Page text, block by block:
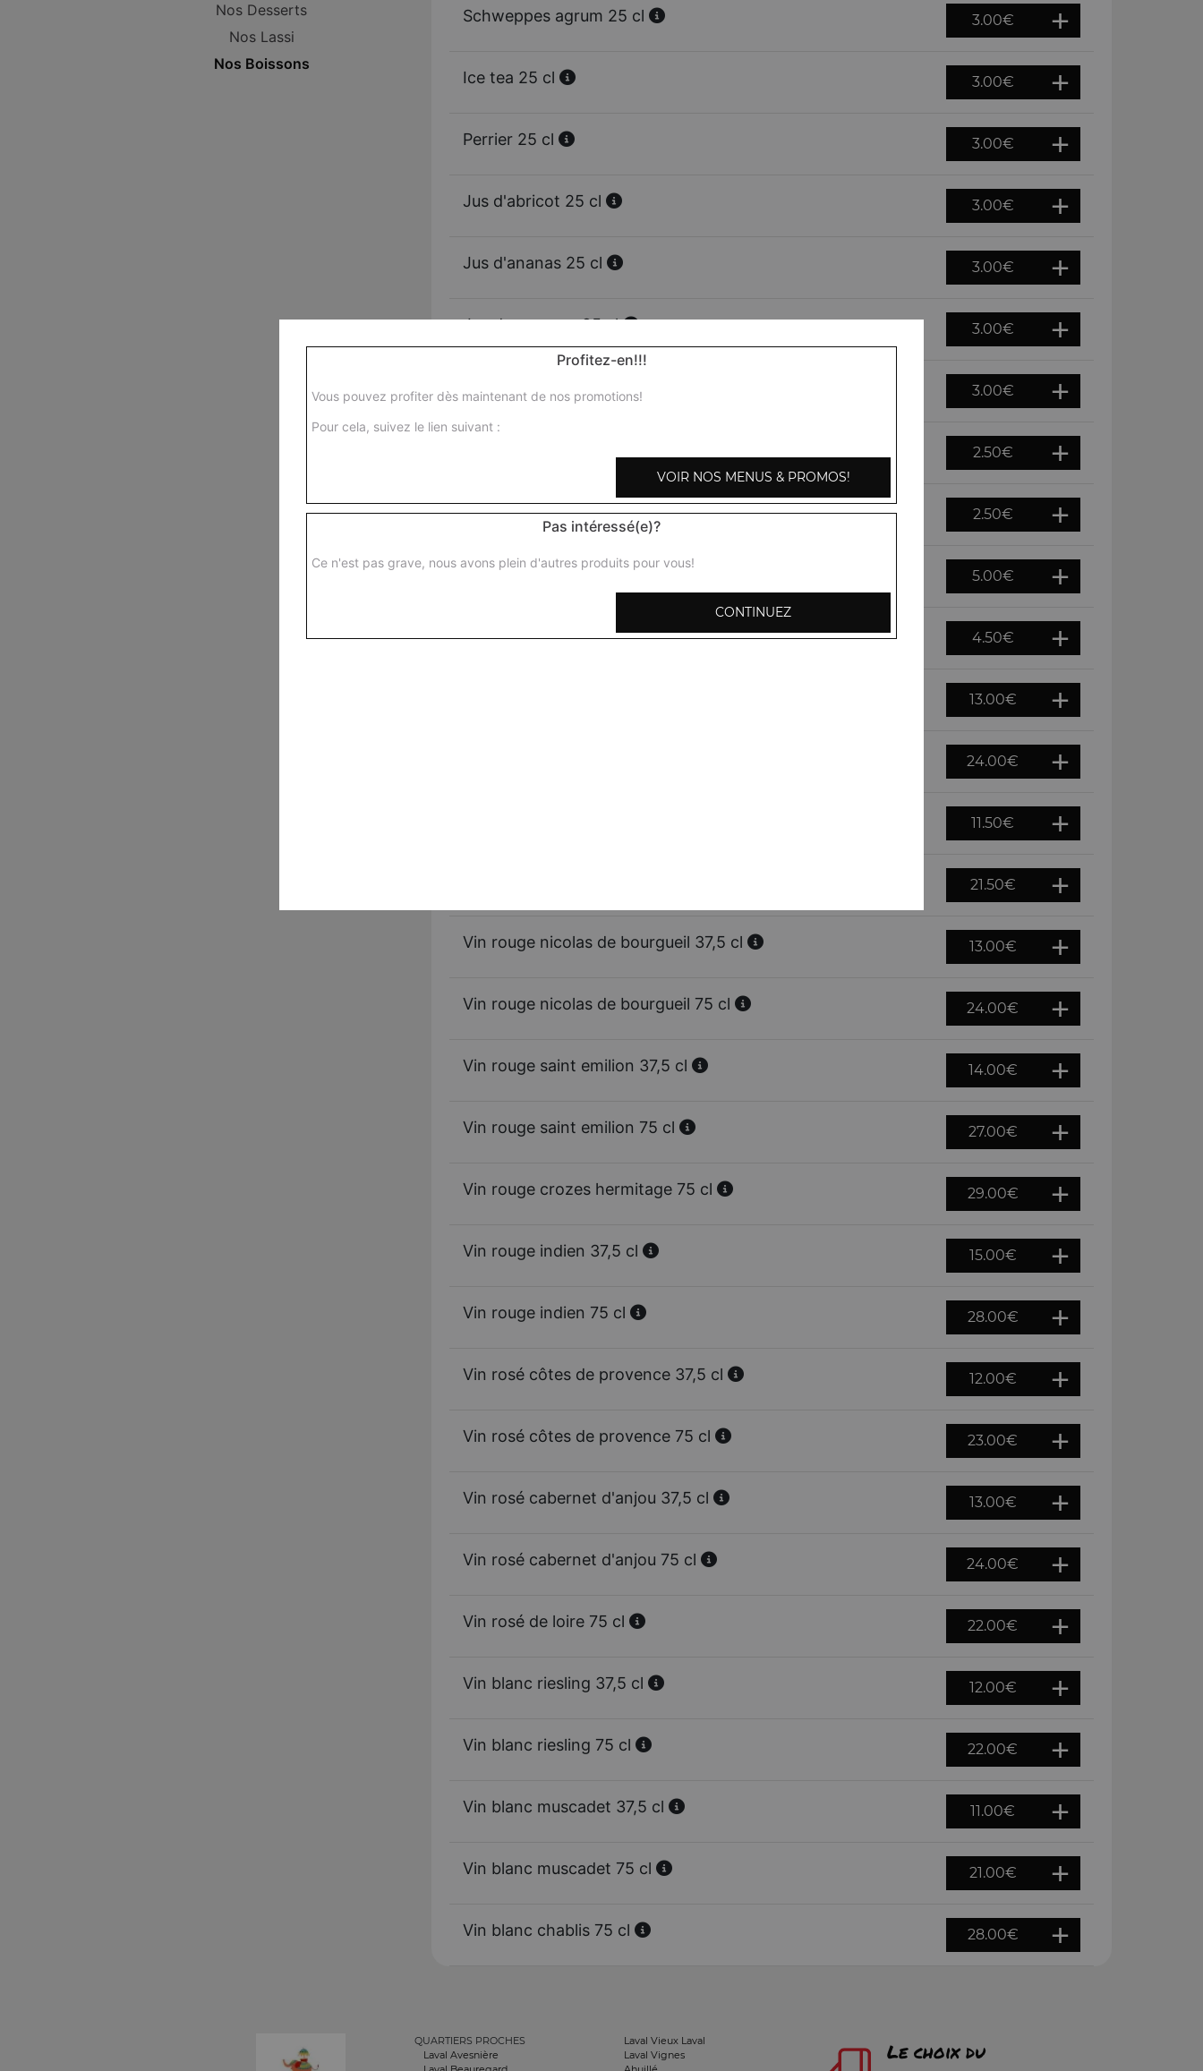
Nos Desserts
Nos Lassi
Nos Boissons
Schweppes agrum 25 cl 3.00€
Ice tea 25 cl 3.00€
Perrier 25 cl 3.00€
Jus d'abricot 25 cl 3.00€
Jus d'ananas 25 cl 3.00€
Jus de mangue 25 cl 3.00€
3.00€
2.50€
San pellegrino 50 cl 2.50€
Bière indienne 33 cl 5.00€
4.50€
13.00€
24.00€
11.50€
21.50€
Vin rouge nicolas de bourgueil 37,5 cl 13.00€
Vin rouge nicolas de bourgueil 75 cl 24.00€
Vin rouge saint emilion 37,5 cl 14.00€
Vin rouge saint emilion 75 cl 27.00€
Vin rouge crozes hermitage 75 cl 29.00€
Vin rouge indien 37,5 cl 15.00€
Vin rouge indien 75 cl 28.00€
Vin rosé côtes de provence 37,5 cl 12.00€
Vin rosé côtes de provence 75 cl 23.00€
Vin rosé cabernet d'anjou 37,5 cl 13.00€
Vin rosé cabernet d'anjou 75 cl 24.00€
Vin rosé de loire 75 cl 22.00€
Vin blanc riesling 37,5 cl 12.00€
Vin blanc riesling 75 cl 22.00€
Vin blanc muscadet 37,5 cl 11.00€
Vin blanc muscadet 75 cl 21.00€
Vin blanc chablis 75 cl 28.00€
QUARTIERS PROCHES
Laval Avesnière
Laval Vieux Laval
Laval Vignes
Le choix du
Profitez-en!!!
Vous pouvez profiter dès maintenant de nos promotions!
Pour cela, suivez le lien suivant :
VOIR NOS MENUS & PROMOS!
Pas intéressé(e)?
Ce n'est pas grave, nous avons plein d'autres produits pour vous!
CONTINUEZ